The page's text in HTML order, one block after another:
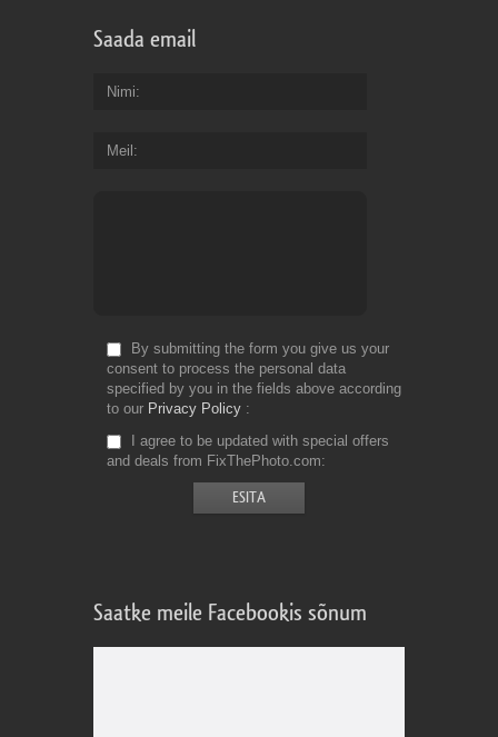
Saada email
Nimi
Meil
By submitting the form you give us your
consent to process the personal data
specified by you in the fields above according
to our Privacy Policy
I agree to be updated with special offers
and deals from FixThePhoto.com
Saatke meile Facebookis sõnum